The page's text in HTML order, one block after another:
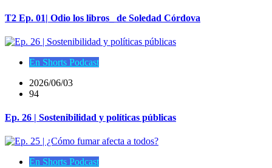
T2 Ep. 01| Odio los libros_ de Soledad Córdova
En Shorts Podcast
2026/06/03
94
Ep. 26 | Sostenibilidad y políticas públicas
En Shorts Podcast